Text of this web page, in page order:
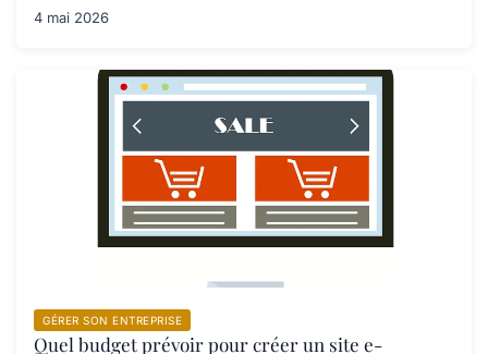
4 mai 2026
GÉRER SON ENTREPRISE
Quel budget prévoir pour créer un site e-